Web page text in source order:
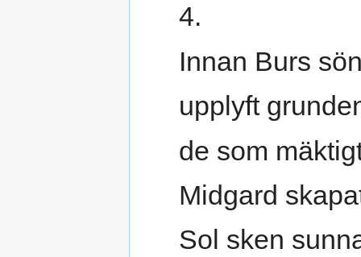
4.
Innan Burs
upplyft
de som
Midgard
Sol sken